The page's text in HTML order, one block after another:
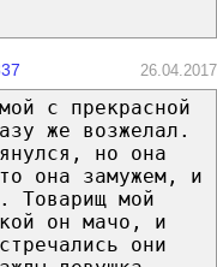
26.04.2017
с прекрасной
же возжелал.
но она
она замужем, и
Товарищ мой
он мачо, и
они